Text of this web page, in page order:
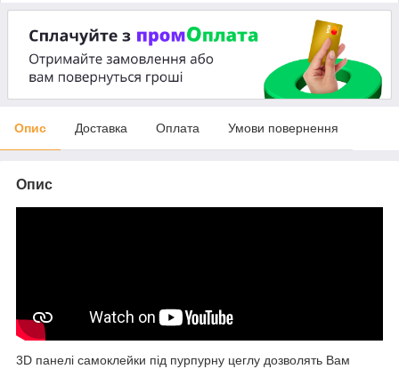
Опис Доставка Оплата Умови повернення
Опис
3D панелі самоклейки під пурпурну цеглу дозволять Вам